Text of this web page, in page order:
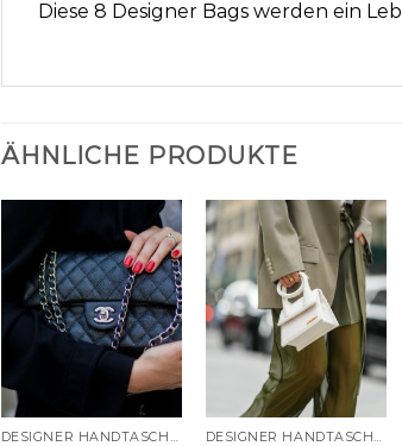
Diese 8 Designer Bags werden ein
ÄHNLICHE PRODUKTE
DESIGNER HANDTASCHEN DESIGNER HANDTASCHEN